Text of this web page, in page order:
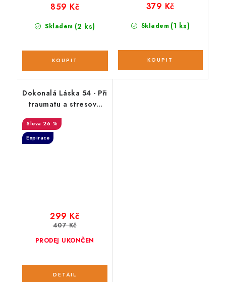
Skladem (2 ks)
859 Kč
Skladem (1 ks)
379 Kč
Dokonalá Láska 54 - Při
traumatu a stresové
zátěži; 30 ml
26 %
Expirace
PRODEJ UKONČEN
299 Kč
407 Kč